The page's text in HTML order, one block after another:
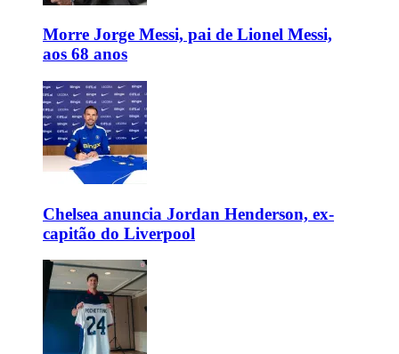
Morre Jorge Messi, pai de Lionel Messi,
aos 68 anos
Chelsea anuncia Jordan Henderson, ex-
capitão do Liverpool